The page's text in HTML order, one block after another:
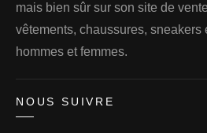
mais bien sûr sur son site de
vêtements, chaussures, sneakers
hommes et femmes.
NOUS SUIVRE